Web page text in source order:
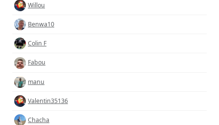
Willou
Benwa10
Colin F
Fabou
manu
Valentin35136
Chacha